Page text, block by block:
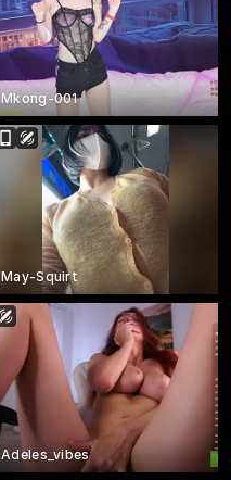
Mkong-001
May-Squirt
Adeles_vibes